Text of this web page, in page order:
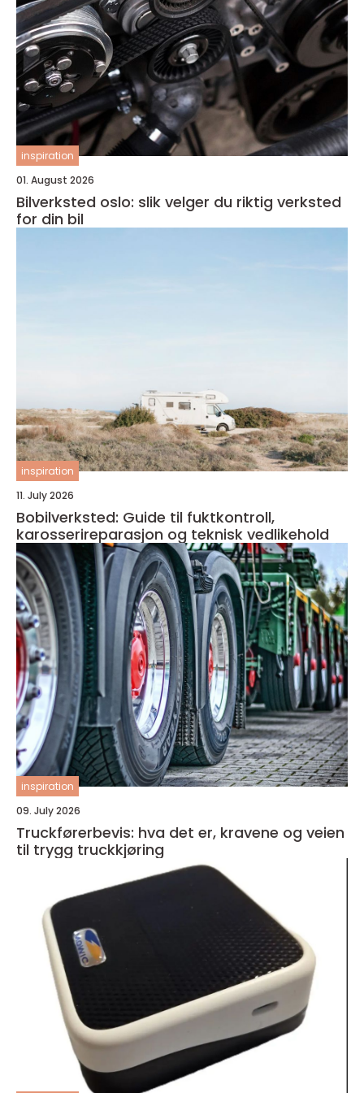
inspiration
01. August 2026
Bilverksted oslo: slik velger du riktig verksted
for din bil
inspiration
11. July 2026
Bobilverksted: Guide til fuktkontroll,
karosserireparasjon og teknisk vedlikehold
inspiration
09. July 2026
Truckførerbevis: hva det er, kravene og veien
til trygg truckkjøring